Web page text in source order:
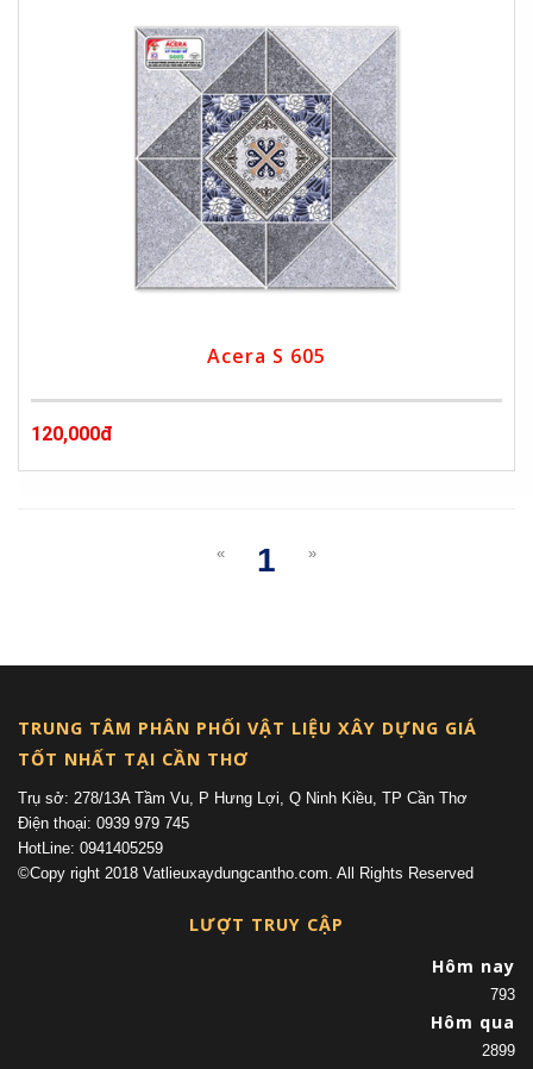
Acera S 605
120,000đ
«
1
»
TRUNG TÂM PHÂN PHỐI VẬT LIỆU XÂY DỰNG GIÁ
TỐT NHẤT TẠI CẦN THƠ
Trụ sở: 278/13A Tầm Vu, P Hưng Lợi, Q Ninh Kiều, TP Cần Thơ
Điện thoại: 0939 979 745
HotLine: 0941405259
©Copy right 2018 Vatlieuxaydungcantho.com. All Rights Reserved
LƯỢT TRUY CẬP
Hôm nay
793
Hôm qua
2899